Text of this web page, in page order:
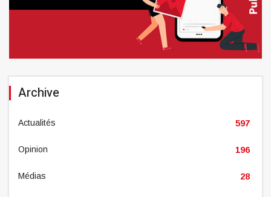
Archive
Actualités 597
Opinion 196
Médias 28